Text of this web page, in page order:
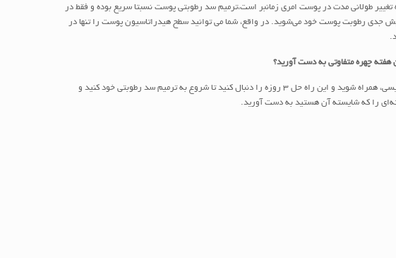
تغییر طولانی مدت در پوست امری زمانبر است،ترمیم سد رطوبتی پوست نسبتا سریع بوده و فقط در
جدی رطوبت پوست خود می‌شوید. در واقع، شما می توانید سطح هیدراتاسیون پوست را تنها در
هفته چهره متفاوتی به دست آورید؟
پس با من، یاسمن رئیسی، همراه شوید و این راه حل 3 روزه را دنبال کنید تا شروع به ترمیم سد رطوبتی خود کنید و
را که شایسته آن هستید به دست آورید.